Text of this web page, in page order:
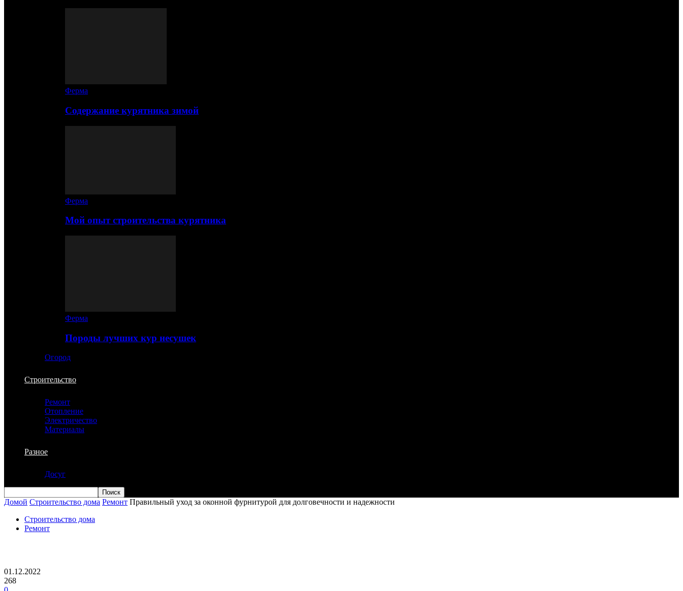
Ферма
Содержание курятника зимой
Ферма
Мой опыт строительства курятника
Ферма
Породы лучших кур несушек
Огород
Строительство
Ремонт
Отопление
Электричество
Материалы
Разное
Досуг
Домой Строительство дома Ремонт Правильный уход за оконной фурнитурой для долговечности и надежности
Строительство дома
Ремонт
01.12.2022
268